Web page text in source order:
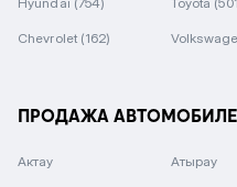
Chevrolet (162)
ПРОДАЖА
Актау Атырау